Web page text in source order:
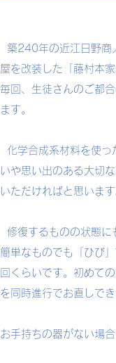
築240年の近江日野商
屋を改装した「藤村本
毎回、生徒さんのご都
ます。
化学合成系材料を使っ
いや思い出のある大切
いただければと思います
修復するものの状態に
簡単なものでも「ひび
回くらいです。初めて
を同時進行でお直しでき
お手持ちの器がない場